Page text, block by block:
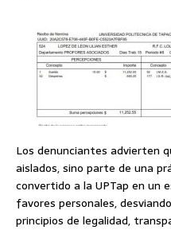
Los denunciantes advierten
aislados, sino parte de una
convertido a la UPTap en un
favores personales,
principios de legalidad,